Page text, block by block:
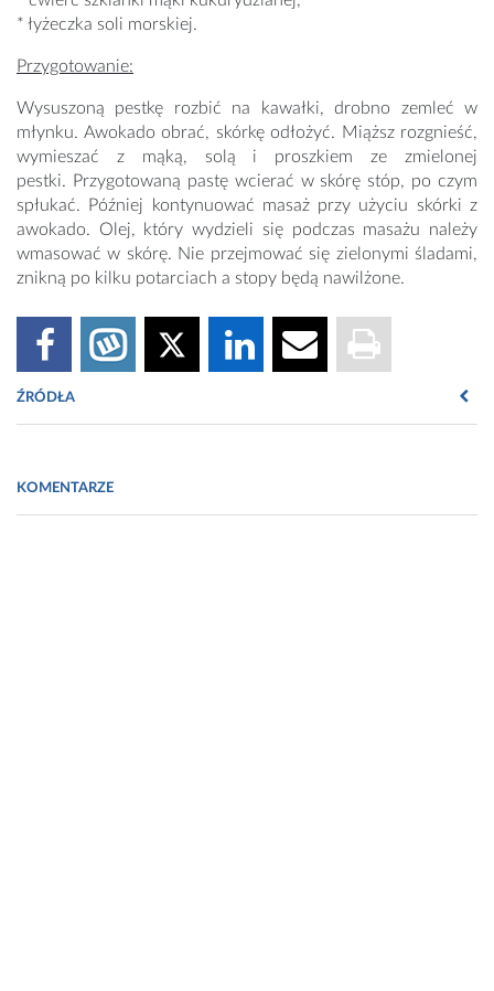
* łyżeczka soli morskiej.
Przygotowanie:
Wysuszoną pestkę rozbić na kawałki, drobno zemleć w
młynku. Awokado obrać, skórkę odłożyć. Miąższ rozgnieść,
wymieszać z mąką, solą i proszkiem ze zmielonej
pestki. Przygotowaną pastę wcierać w skórę stóp, po czym
spłukać. Później kontynuować masaż przy użyciu skórki z
awokado. Olej, który wydzieli się podczas masażu należy
wmasować w skórę. Nie przejmować się zielonymi śladami,
znikną po kilku potarciach a stopy będą nawilżone.
ŹRÓDŁA
elementami kosmetologii,
Jędrzejko, K., Kowalczyk, B., Bacler, B.,Rośliny
KOMENTARZE